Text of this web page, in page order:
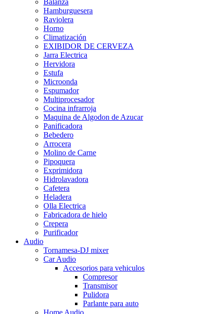
Balanza
Hamburguesera
Raviolera
Horno
Climatización
EXIBIDOR DE CERVEZA
Jarra Electrica
Hervidora
Estufa
Microonda
Espumador
Multiprocesador
Cocina infrarroja
Maquina de Algodon de Azucar
Panificadora
Bebedero
Arrocera
Molino de Carne
Pipoquera
Exprimidora
Hidrolavadora
Cafetera
Heladera
Olla Electrica
Fabricadora de hielo
Crepera
Purificador
Audio
Tornamesa-DJ mixer
Car Audio
Accesorios para vehiculos
Compresor
Transmisor
Pulidora
Parlante para auto